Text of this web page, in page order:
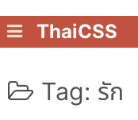
ThaiCSS
Tag: รัก